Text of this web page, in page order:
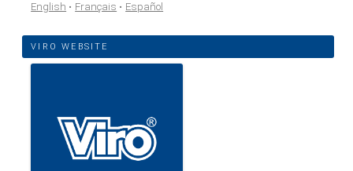
English Français Español
VIRO WEBSITE